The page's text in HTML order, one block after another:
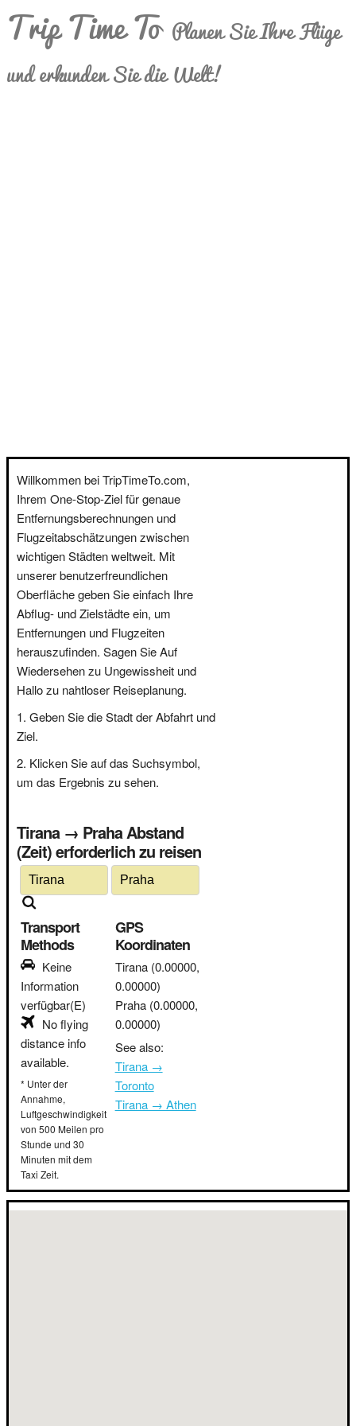
Trip Time To Planen Sie Ihre Flüge
und erkunden Sie die Welt!
Willkommen bei TripTimeTo.com,
Ihrem One-Stop-Ziel für genaue
Entfernungsberechnungen und
Flugzeitabschätzungen zwischen
wichtigen Städten weltweit. Mit
unserer benutzerfreundlichen
Oberfläche geben Sie einfach Ihre
Abflug- und Zielstädte ein, um
Entfernungen und Flugzeiten
herauszufinden. Sagen Sie Auf
Wiedersehen zu Ungewissheit und
Hallo zu nahtloser Reiseplanung.
Geben Sie die Stadt der Abfahrt und
Ziel.
Klicken Sie auf das Suchsymbol,
um das Ergebnis zu sehen.
Tirana → Praha Abstand
(Zeit) erforderlich zu reisen
Transport
Methods
Keine
Information
verfügbar(E)
No flying
distance info
available.
* Unter der
Annahme,
Luftgeschwindigkeit
von 500 Meilen pro
Stunde und 30
Minuten mit dem
Taxi Zeit.
GPS
Koordinaten
Tirana (0.00000,
0.00000)
Praha (0.00000,
0.00000)
See also:
Tirana →
Toronto
Tirana → Athen